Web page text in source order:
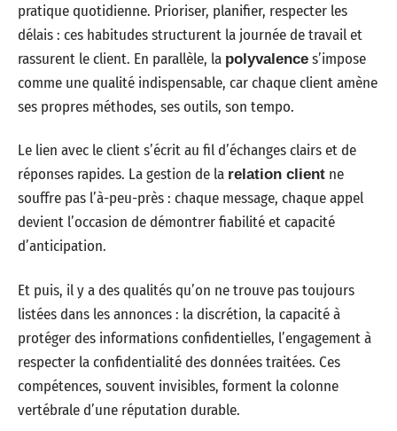
pratique quotidienne. Prioriser, planifier, respecter les
délais : ces habitudes structurent la journée de travail et
rassurent le client. En parallèle, la polyvalence s’impose
comme une qualité indispensable, car chaque client amène
ses propres méthodes, ses outils, son tempo.
Le lien avec le client s’écrit au fil d’échanges clairs et de
réponses rapides. La gestion de la relation client ne
souffre pas l’à-peu-près : chaque message, chaque appel
devient l’occasion de démontrer fiabilité et capacité
d’anticipation.
Et puis, il y a des qualités qu’on ne trouve pas toujours
listées dans les annonces : la discrétion, la capacité à
protéger des informations confidentielles, l’engagement à
respecter la confidentialité des données traitées. Ces
compétences, souvent invisibles, forment la colonne
vertébrale d’une réputation durable.